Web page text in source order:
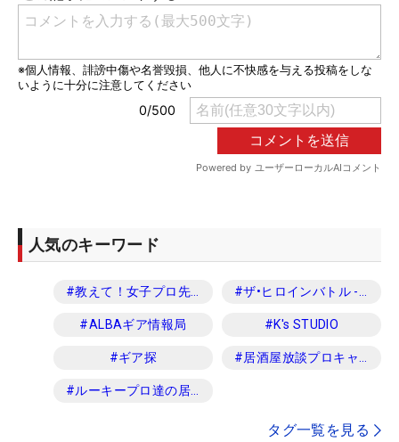
人気のキーワード
#教えて！女子プロ先生 #ザ•ヒロインバトル -NEXT BACK 9-
#ALBAギア情報局 #K's STUDIO
#ギア探 #居酒屋放談プロキャディ編
#ルーキープロ達の居酒屋放談
タグ一覧を見る